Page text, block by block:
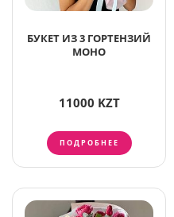
БУКЕТ ИЗ 3 ГОРТЕНЗИЙ
МОНО
11000 KZT
ПОДРОБНЕЕ